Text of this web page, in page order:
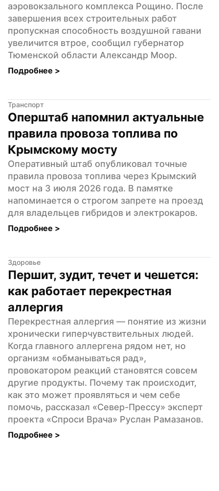
аэровокзального комплекса Рощино. После
завершения всех строительных работ
пропускная способность воздушной гавани
увеличится втрое, сообщил губернатор
Тюменской области Александр Моор.
Подробнее >
Транспорт
Оперштаб напомнил актуальные
правила провоза топлива по
Крымскому мосту
Оперативный штаб опубликовал точные
правила провоза топлива через Крымский
мост на 3 июля 2026 года. В памятке
напоминается о строгом запрете на проезд
для владельцев гибридов и электрокаров.
Подробнее >
Здоровье
Першит, зудит, течет и чешется:
как работает перекрестная
аллергия
Перекрестная аллергия — понятие из жизни
хронически гиперчувствительных людей.
Когда главного аллергена рядом нет, но
организм «обманываться рад»,
провокатором реакций становятся совсем
другие продукты. Почему так происходит,
как это может проявляться и чем себе
помочь, рассказал «Север-Прессу» эксперт
проекта «Спроси Врача» Руслан Рамазанов.
Подробнее >